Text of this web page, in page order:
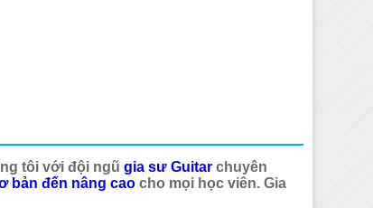
tôi với đội ngũ gia sư Guitarchuyên
bản đến nâng caocho mọi học viên. Gia